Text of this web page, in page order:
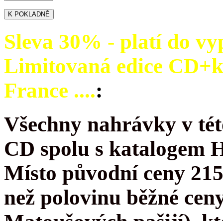
Sleva 30% - platí do
Limitovaná edice
France ....:
Všechny nahrávky v
CD spolu s katalogem
Místo původní ceny
než polovinu běžné